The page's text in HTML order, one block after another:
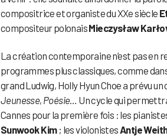
compositrice et organiste du XXe siècle
compositeur polonaisMieczysław
La création contemporaine n’est pas en
programmes plus classiques, comme
grand Ludwig, Holly Hyun Choe a prévu
Jeunesse, Poésie … Un cycle qui
Cannes pour la première fois : les
Sunwook Kim; les violonistes Antje